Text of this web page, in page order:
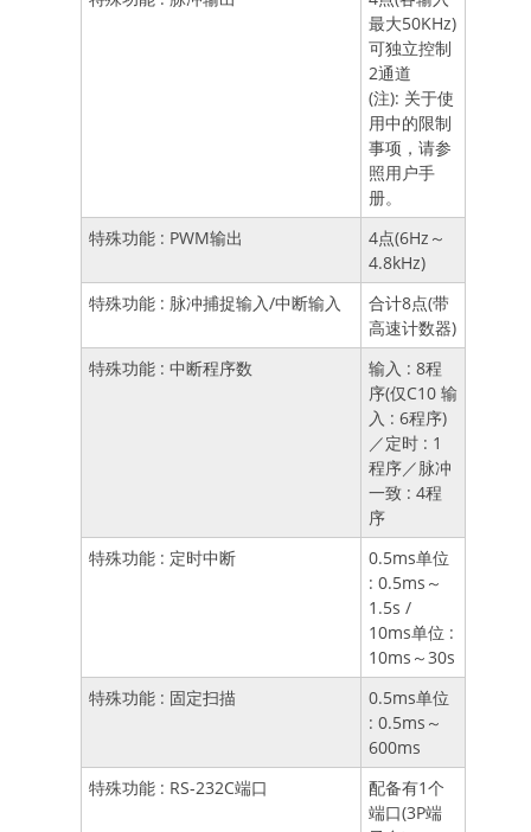
最大50KHz)
可独立控制
2通道
(注): 关于使
用中的限制
事项，请参
照用户手
册。
特殊功能 : PWM输出
4点(6Hz～
4.8kHz)
特殊功能 : 脉冲捕捉输入/中断输入
合计8点(带
高速计数器)
特殊功能 : 中断程序数
输入 : 8程
序(仅C10 输
入 : 6程序)
／定时 : 1
程序／脉冲
一致 : 4程
序
特殊功能 : 定时中断
0.5ms单位
: 0.5ms～
1.5s /
10ms单位 :
10ms～30s
特殊功能 : 固定扫描
0.5ms单位
: 0.5ms～
600ms
特殊功能 : RS-232C端口
配备有1个
端口(3P端